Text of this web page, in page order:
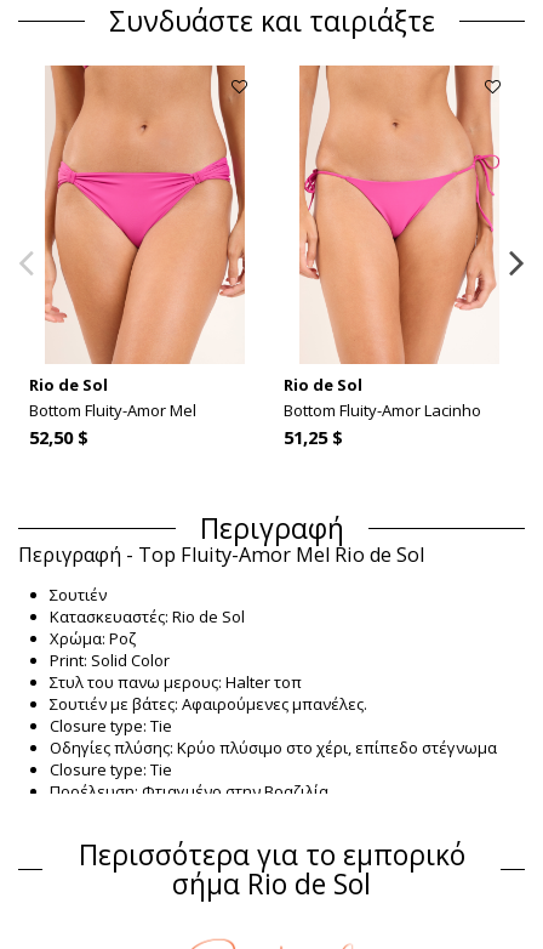
Συνδυάστε και ταιριάξτε
Rio de Sol
Bottom Fluity-Amor Mel
52,50 $
Rio de Sol
Bottom Fluity-Amor Lacinho
51,25 $
Περιγραφή
Περιγραφή - Top Fluity-Amor Mel Rio de Sol
Σουτιέν
Κατασκευαστές: Rio de Sol
Χρώμα: Ροζ
Print: Solid Color
Στυλ του πανω μερους: Halter τοπ
Σουτιέν με βάτες: Αφαιρούμενες μπανέλες.
Closure type: Tie
Οδηγίες πλύσης: Κρύο πλύσιμο στο χέρι, επίπεδο στέγνωμα
Closure type: Tie
Προέλευση: Φτιαγμένο στην Βραζιλία.
Σύνθεση
Σύνθεση: 84% Polyamide, 16% Elastane - Oeko-Tex
UV Protection: UPF 50+
Περισσότερα για το εμπορικό
σήμα Rio de Sol